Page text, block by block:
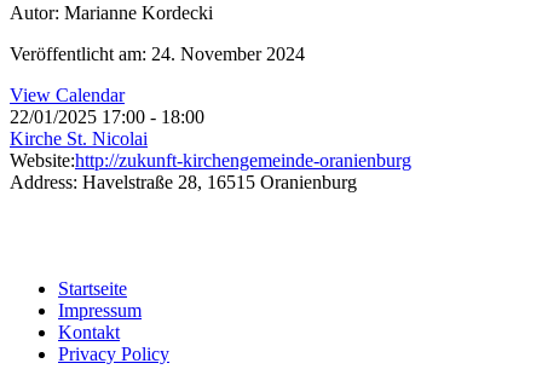
Autor: Marianne Kordecki
Veröffentlicht am: 24. November 2024
View Calendar
22/01/2025 17:00 - 18:00
Kirche St. Nicolai
Website:http://zukunft-kirchengemeinde-oranienburg
Address: Havelstraße 28, 16515 Oranienburg
Startseite
Impressum
Kontakt
Privacy Policy